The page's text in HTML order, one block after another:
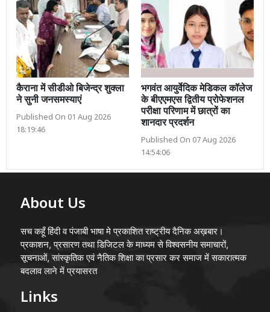
कैराना में सीडीओ बिजेन्द्र शुक्ला
ने सुनी जनसमस्याएं
Published On 01 Aug 2026
18:19:46
भगवंत आयुर्वेदिक मेडिकल कॉलेज
के बीएएमएस द्वितीय प्रोफेशनल
परीक्षा परिणाम में छात्रों का
शानदार प्रदर्शन
Published On 07 Aug 2026
14:54:06
About Us
सच कहूँ हिंदी व पंजाबी भाषा मे प्रकाशित राष्ट्रीय दैनिक अख़बार।
प्रकाशन, प्रसारण तथा डिजिटल के माध्यम से विश्वसनीय समाचारों,
सूचनाओं, सांस्कृतिक एवं नैतिक शिक्षा का प्रसार कर समाज में सकारात्मक
बदलाव लाने में प्रयासरत
Links